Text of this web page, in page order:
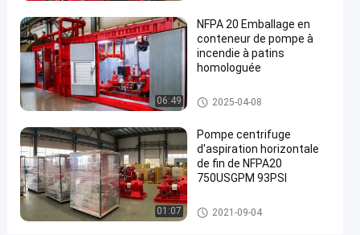
pompe
à
incendie
d'étape
unique
pompes
centrifuges
d'aspiration
horizontale
de fin
06:49
NFPA 20 Emballage en
conteneur de pompe à
incendie à patins
homologuée
Pompe à incendie montée par
dérapage
2025-04-08
01:07
Pompe centrifuge
d'aspiration horizontale
de fin de NFPA20
750USGPM 93PSI
Pompe à incendie d'aspiration
de fin
2021-09-04